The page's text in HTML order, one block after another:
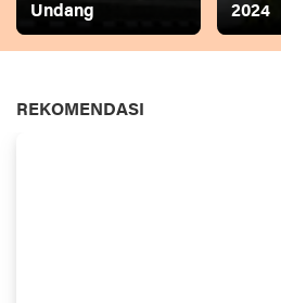
Undang
2024
REKOMENDASI